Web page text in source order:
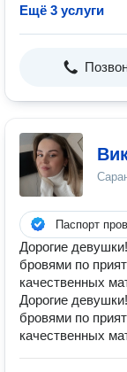
Ещё 3 услуги
Паспорт
Дорогие
бровями по
качественных
Дорогие
бровями по
качественных